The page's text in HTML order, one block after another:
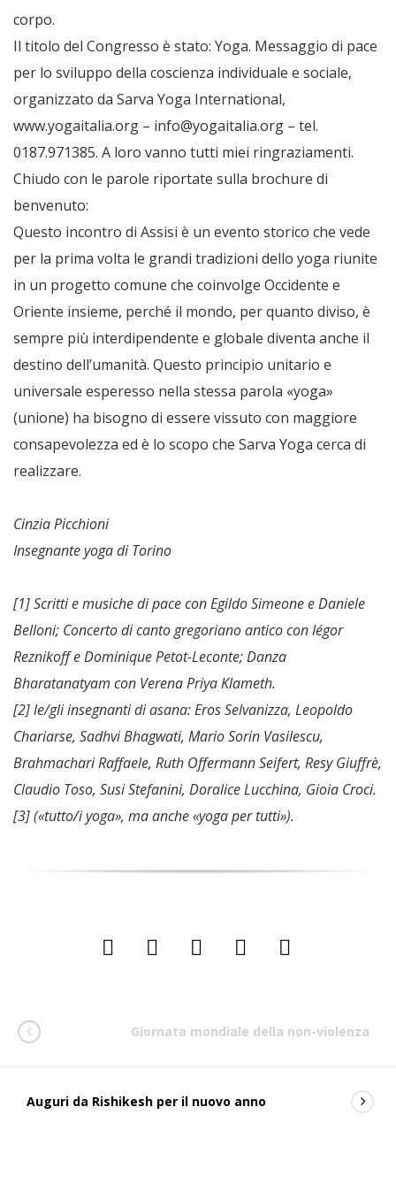
corpo.
Il titolo del Congresso è stato: Yoga. Messaggio di pace
per lo sviluppo della coscienza individuale e sociale,
organizzato da Sarva Yoga International,
www.yogaitalia.org – info@yogaitalia.org – tel.
0187.971385. A loro vanno tutti miei ringraziamenti.
Chiudo con le parole riportate sulla brochure di
benvenuto:
Questo incontro di Assisi è un evento storico che vede
per la prima volta le grandi tradizioni dello yoga riunite
in un progetto comune che coinvolge Occidente e
Oriente insieme, perché il mondo, per quanto diviso, è
sempre più interdipendente e globale diventa anche il
destino dell’umanità. Questo principio unitario e
universale esperesso nella stessa parola «yoga»
(unione) ha bisogno di essere vissuto con maggiore
consapevolezza ed è lo scopo che Sarva Yoga cerca di
realizzare.
Cinzia Picchioni
Insegnante yoga di Torino
[1] Scritti e musiche di pace con Egildo Simeone e Daniele
Belloni; Concerto di canto gregoriano antico con Iégor
Reznikoff e Dominique Petot-Leconte; Danza
Bharatanatyam con Verena Priya Klameth.
[2] le/gli insegnanti di asana: Eros Selvanizza, Leopoldo
Chariarse, Sadhvi Bhagwati, Mario Sorin Vasilescu,
Brahmachari Raffaele, Ruth Offermann Seifert, Resy Giuffrè,
Claudio Toso, Susi Stefanini, Doralice Lucchina, Gioia Croci.
[3] («tutto/i yoga», ma anche «yoga per tutti»).
Giornata mondiale della non-violenza
Auguri da Rishikesh per il nuovo anno